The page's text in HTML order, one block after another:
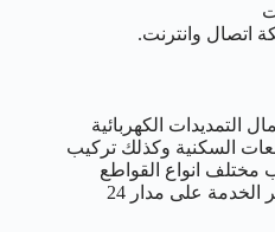
اتصال وانترنت.
التمديدات الكهربائية
السكنية وكذلك تركيب
انواع القواطع
والعدادات والازرار والمقابس ونوفر الخدمة على مدار 24